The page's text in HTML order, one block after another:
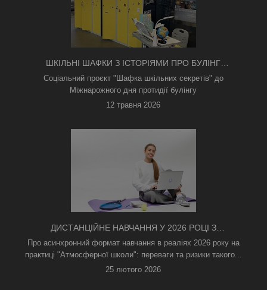
ШКІЛЬНІ ШАФКИ З ІСТОРІЯМИ ПРО БУЛІНГ
З'ЯВИЛИСЯ В КИЄВІ
Соціальний проєкт "Шафка шкільних секретів" до
Міжнарожного дня протидії булінгу
12 травня 2026
ДИСТАНЦІЙНЕ НАВЧАННЯ У 2026 РОЦІ З
ТРИВОГАМИ ТА БЕЗ СВІТЛА: ЯК АСИНХРОННИЙ
ФОРМАТ РЯТУЄ ОСВІТНІЙ ПРОЦЕС
Про асинхронний формат навчання в реаліях 2026 року на
практиці "Атмосферної школи": переваги та ризики такого...
25 лютого 2026